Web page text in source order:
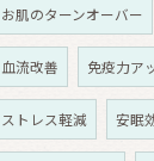
お肌のターンオーバー
血流改善 免疫力ア
ストレス軽減 安眠